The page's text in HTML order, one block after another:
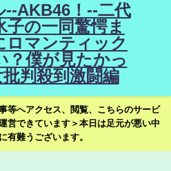
AKB46！--二代
子の一同驚愕ま
ロマンティック
？僕が見たかっ
判殺到激闘編
等へアクセス、閲覧、こちらのサービ
営できています＞本日は足元が悪い中
有難うございます。